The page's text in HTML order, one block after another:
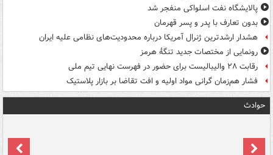
پالایشگاه نفت اسلواکی منفجر شد
بدون تعارف با پدر و پسر قهرمان
هشدار ارشدترین ژنرال آمریکا درباره محدودیت‌های نظامی علیه ایران
رونمایی از مختصات جدید تنگۀ هرمز
رقابت ۲۸ والیبالیست برای حضور در فهرست نهایی تیم ملی
فشار هم‌زمان گرانی مواد اولیه و افت تقاضا بر بازار پلاستیک
حوادث